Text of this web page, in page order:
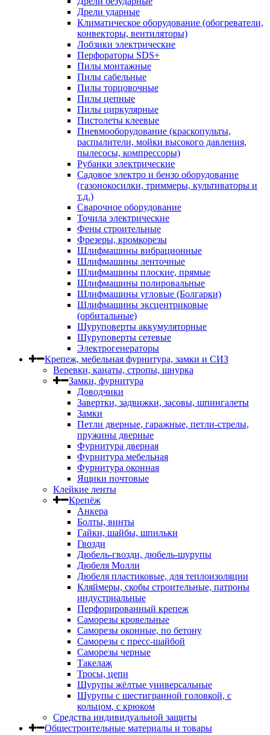
Дрели ударные
Климатическое оборудование (обогреватели,
конвекторы, вентиляторы)
Лобзики электрические
Перфораторы SDS+
Пилы монтажные
Пилы сабельные
Пилы торцовочные
Пилы цепные
Пилы циркулярные
Пистолеты клеевые
Пневмооборудование (краскопульты,
распылители, мойки высокого давления,
пылесосы, компрессоры)
Рубанки электрические
Садовое электро и бензо оборудование
(газонокосилки, триммеры, культиваторы и
т.д.)
Сварочное оборудование
Точила электрические
Фены строительные
Фрезеры, кромкорезы
Шлифмашины вибрационные
Шлифмашины ленточные
Шлифмашины плоские, прямые
Шлифмашины полировальные
Шлифмашины угловые (Болгарки)
Шлифмашины эксцентриковые
(орбитальные)
Шуруповерты аккумуляторные
Шуруповерты сетевые
Электрогенераторы
Крепеж, мебельная фурнитура, замки и СИЗ
Веревки, канаты, стропы, шнурка
Замки, фурнитура
Доводчики
Завертки, задвижки, засовы, шпингалеты
Замки
Петли дверные, гаражные, петли-стрелы,
пружины дверные
Фурнитура дверная
Фурнитура мебельная
Фурнитура оконная
Ящики почтовые
Клейкие ленты
Крепёж
Анкера
Болты, винты
Гайки, шайбы, шпильки
Гвозди
Дюбель-гвозди, дюбель-шурупы
Дюбеля Молли
Дюбеля пластиковые, для теплоизоляции
Кляймеры, скобы строительные, патроны
индустриальные
Перфорированный крепеж
Саморезы кровельные
Саморезы оконные, по бетону
Саморезы с пресс-шайбой
Саморезы черные
Такелаж
Тросы, цепи
Шурупы жёлтые универсальные
Шурупы с шестигранной головкой, с
кольцом, с крюком
Средства индивидуальной защиты
Общестроительные материалы и товары